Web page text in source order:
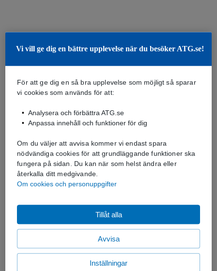
Vi vill ge dig en bättre upplevelse när du besöker ATG.se!
För att ge dig en så bra upplevelse som möjligt så sparar
vi cookies som används för att:
Analysera och förbättra ATG.se
Anpassa innehåll och funktioner för dig
Om du väljer att avvisa kommer vi endast spara
nödvändiga cookies för att grundläggande funktioner ska
fungera på sidan. Du kan när som helst ändra eller
återkalla ditt medgivande.
Om cookies och personuppgifter
Avvisa
Tillåt alla
Inställningar